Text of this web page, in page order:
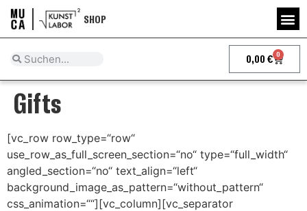
SHOP
0,00 € 0
Gifts
[vc_row row_type=“row“
use_row_as_full_screen_section=“no“ type=“full_width“
angled_section=“no“ text_align=“left“
background_image_as_pattern=“without_pattern“
css_animation=““][vc_column][vc_separator